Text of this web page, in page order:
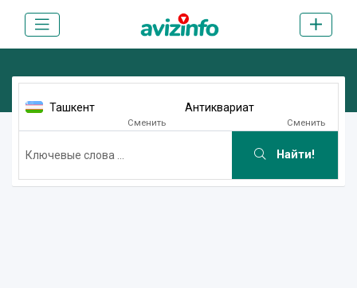
Ташкент
Сменить
Антиквариат
Сменить
Найти!